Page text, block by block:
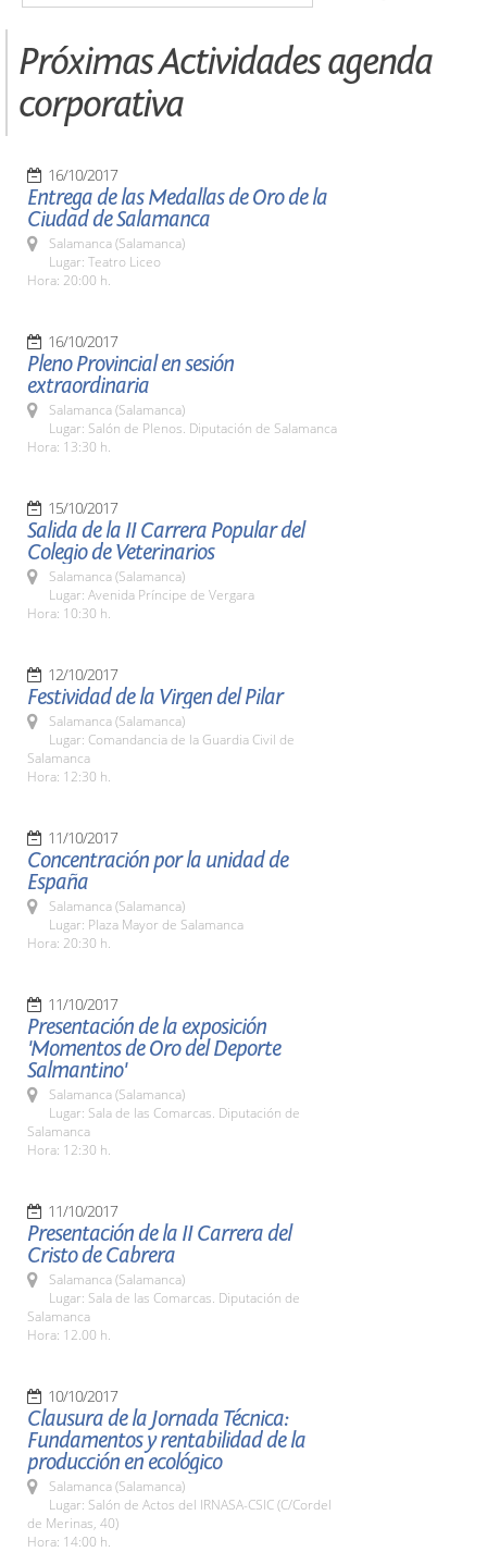
Próximas Actividades agenda
corporativa
16/10/2017
Entrega de las Medallas de Oro de la
Ciudad de Salamanca
Salamanca (Salamanca)
Lugar: Teatro Liceo
Hora: 20:00 h.
16/10/2017
Pleno Provincial en sesión
extraordinaria
Salamanca (Salamanca)
Lugar: Salón de Plenos. Diputación de Salamanca
Hora: 13:30 h.
15/10/2017
Salida de la II Carrera Popular del
Colegio de Veterinarios
Salamanca (Salamanca)
Lugar: Avenida Príncipe de Vergara
Hora: 10:30 h.
12/10/2017
Festividad de la Virgen del Pilar
Salamanca (Salamanca)
Lugar: Comandancia de la Guardia Civil de
Salamanca
Hora: 12:30 h.
11/10/2017
Concentración por la unidad de
España
Salamanca (Salamanca)
Lugar: Plaza Mayor de Salamanca
Hora: 20:30 h.
11/10/2017
Presentación de la exposición
'Momentos de Oro del Deporte
Salmantino'
Salamanca (Salamanca)
Lugar: Sala de las Comarcas. Diputación de
Salamanca
Hora: 12:30 h.
11/10/2017
Presentación de la II Carrera del
Cristo de Cabrera
Salamanca (Salamanca)
Lugar: Sala de las Comarcas. Diputación de
Salamanca
Hora: 12.00 h.
10/10/2017
Clausura de la Jornada Técnica:
Fundamentos y rentabilidad de la
producción en ecológico
Salamanca (Salamanca)
Lugar: Salón de Actos del IRNASA-CSIC (C/Cordel
de Merinas, 40)
Hora: 14:00 h.